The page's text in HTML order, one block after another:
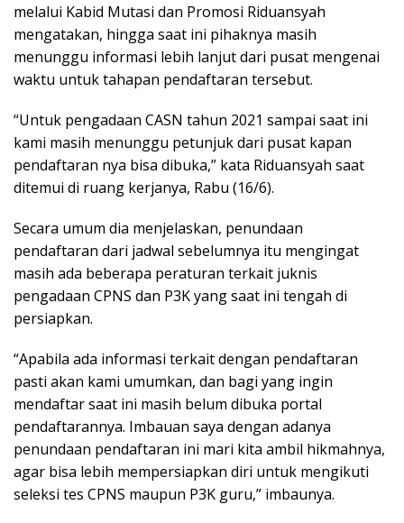
melalui Kabid Mutasi dan Promosi Riduansyah
mengatakan, hingga saat ini pihaknya masih
menunggu informasi lebih lanjut dari pusat mengenai
waktu untuk tahapan pendaftaran tersebut.
“Untuk pengadaan CASN tahun 2021 sampai saat ini
kami masih menunggu petunjuk dari pusat kapan
pendaftaran nya bisa dibuka,” kata Riduansyah saat
ditemui di ruang kerjanya, Rabu (16/6).
Secara umum dia menjelaskan, penundaan
pendaftaran dari jadwal sebelumnya itu mengingat
masih ada beberapa peraturan terkait juknis
pengadaan CPNS dan P3K yang saat ini tengah di
persiapkan.
“Apabila ada informasi terkait dengan pendaftaran
pasti akan kami umumkan, dan bagi yang ingin
mendaftar saat ini masih belum dibuka portal
pendaftarannya. Imbauan saya dengan adanya
penundaan pendaftaran ini mari kita ambil hikmahnya,
agar bisa lebih mempersiapkan diri untuk mengikuti
seleksi tes CPNS maupun P3K guru,” imbaunya.